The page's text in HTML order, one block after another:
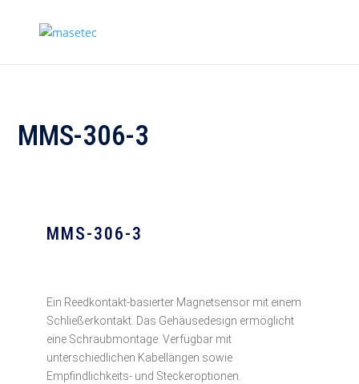
MMS-306-3
MMS-306-3
Ein Reedkontakt-basierter Magnetsensor mit einem
Schließerkontakt. Das Gehäusedesign ermöglicht
eine Schraubmontage. Verfügbar mit
unterschiedlichen Kabellängen sowie
Empfindlichkeits- und Steckeroptionen.